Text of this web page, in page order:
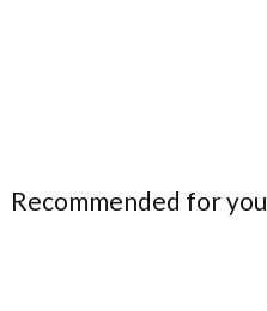
Recommended for you